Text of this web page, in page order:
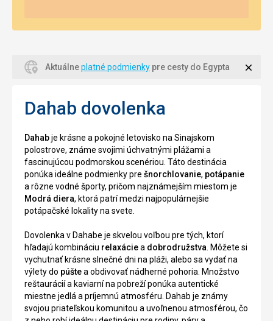
Aktuálneplatné podmienky pre cesty do Egypta
Dahab dovolenka
Dahabje krásne a pokojné letovisko na Sinajskom
polostrove, známe svojimi úchvatnými plážami a
fascinujúcou podmorskou scenériou. Táto destinácia
ponúka ideálne podmienky pre šnorchlovanie, potápanie
a rôzne vodné športy, pričom najznámejším miestom je
Modrá diera, ktorá patrí medzi najpopulárnejšie
potápačské lokality na svete.
Dovolenka v Dahabe je skvelou voľbou pre tých, ktorí
hľadajú kombináciu relaxáciea dobrodružstva . Môžete si
vychutnať krásne slnečné dni na pláži, alebo sa vydať na
výlety do púštea obdivovať nádherné pohoria. Množstvo
reštaurácií a kaviarní na pobreží ponúka autentické
miestne jedlá a príjemnú atmosféru. Dahab je známy
svojou priateľskou komunitou a uvoľnenou atmosférou, čo